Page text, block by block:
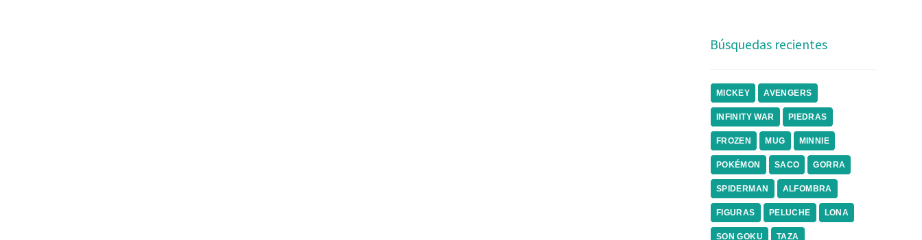
Búsquedas recientes
MICKEY AVENGERS
INFINITY WAR PIEDRAS
FROZEN MUG MINNIE
POKÉMON SACO GORRA
SPIDERMAN ALFOMBRA
FIGURAS PELUCHE LONA
SON GOKU TAZA